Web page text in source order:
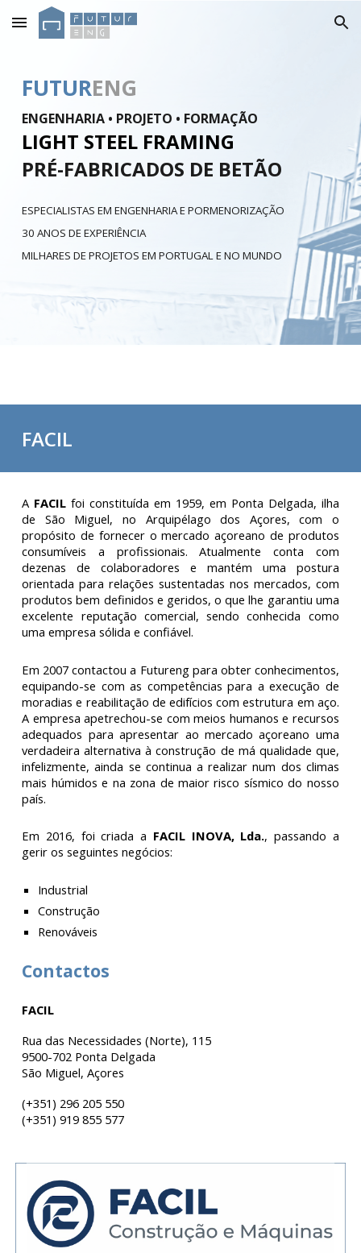
Skip to main content Skip to navigation
FUTURENG
ENGENHARIA • PROJETO • FORMAÇÃO
LIGHT STEEL FRAMING
PRÉ-FABRICADOS DE BETÃO
ESPECIALISTAS EM ENGENHARIA E PORMENORIZAÇÃO
30 ANOS DE EXPERIÊNCIA
MILHARES DE PROJETOS EM PORTUGAL E NO MUNDO
FACIL
A FACILfoi constituída em 1959, em Ponta Delgada, ilha
de São Miguel, no Arquipélago dos Açores, com o
propósito de fornecer o mercado açoreano de produtos
consumíveis a profissionais. Atualmente conta com
dezenas de colaboradores e mantém uma postura
orientada para relações sustentadas nos mercados, com
produtos bem definidos e geridos, o que lhe garantiu uma
excelente reputação comercial, sendo conhecida como
uma empresa sólida e confiável.
Em 2007 contactou a Futureng para obter conhecimentos,
equipando-se com as competências para a execução de
moradias e reabilitação de edifícios com estrutura em aço.
A empresa apetrechou-se com meios humanos e recursos
adequados para apresentar ao mercado açoreano uma
verdadeira alternativa à construção de má qualidade que,
infelizmente, ainda se continua a realizar num dos climas
mais húmidos e na zona de maior risco sísmico do nosso
país.
Em 2016, foi criada a FACIL INOVA, Lda., passando a
gerir os seguintes negócios:
Industrial
Construção
Renováveis
Contactos
FACIL
Rua das Necessidades (Norte), 115
9500-702 Ponta Delgada
São Miguel, Açores
(+351) 296 205 550
(+351)919 855 577